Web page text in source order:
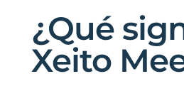
¿Qué
Xeito